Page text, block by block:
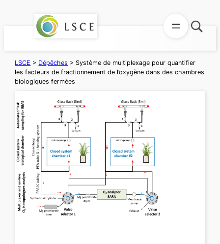
LSCE > Dépêches > Système de multiplexage pour quantifier
les facteurs de fractionnement de l’oxygène dans des chambres
biologiques fermées